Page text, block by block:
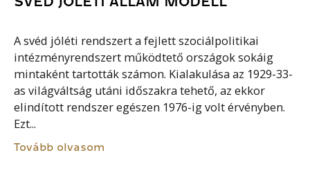
A svéd jóléti rendszert a fejlett szociálpolitikai
intézményrendszert működtető országok sokáig
mintaként tartották számon. Kialakulása az 1929-33-
as világváltság utáni időszakra tehető, az ekkor
elindított rendszer egészen 1976-ig volt érvényben.
Ezt...
Tovább olvasom